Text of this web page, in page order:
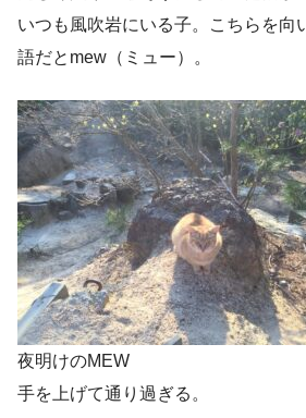
いつも風吹岩にいる子。こちらを向
語だとmew（ミュー）。
夜明けのMEW
手を上げて通り過ぎる。